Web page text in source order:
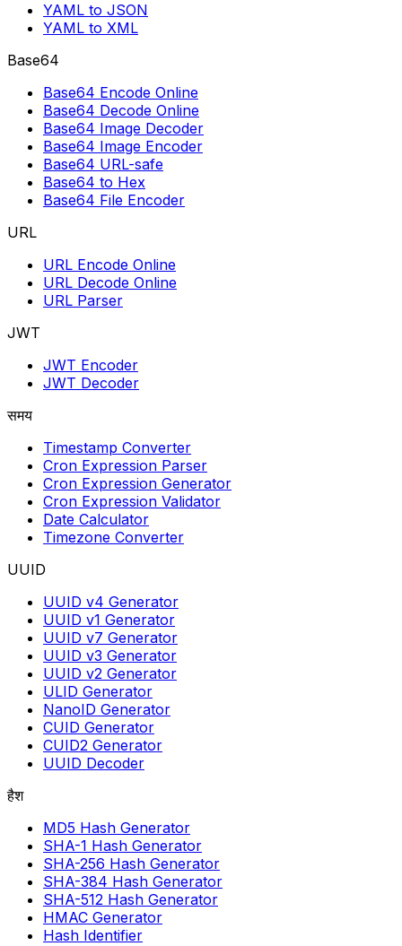
YAML to JSON
YAML to XML
Base64
Base64 Encode Online
Base64 Decode Online
Base64 Image Decoder
Base64 Image Encoder
Base64 URL-safe
Base64 to Hex
Base64 File Encoder
URL
URL Encode Online
URL Decode Online
URL Parser
JWT
JWT Encoder
JWT Decoder
समय
Timestamp Converter
Cron Expression Parser
Cron Expression Generator
Cron Expression Validator
Date Calculator
Timezone Converter
UUID
UUID v4 Generator
UUID v1 Generator
UUID v7 Generator
UUID v3 Generator
UUID v2 Generator
ULID Generator
NanoID Generator
CUID Generator
CUID2 Generator
UUID Decoder
हैश
MD5 Hash Generator
SHA-1 Hash Generator
SHA-256 Hash Generator
SHA-384 Hash Generator
SHA-512 Hash Generator
HMAC Generator
Hash Identifier